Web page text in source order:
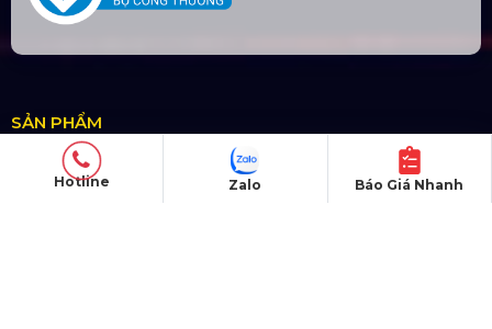
SẢN PHẨM
Thiết bị âm thanh
Hotline Báo Giá Nhanh
Zalo